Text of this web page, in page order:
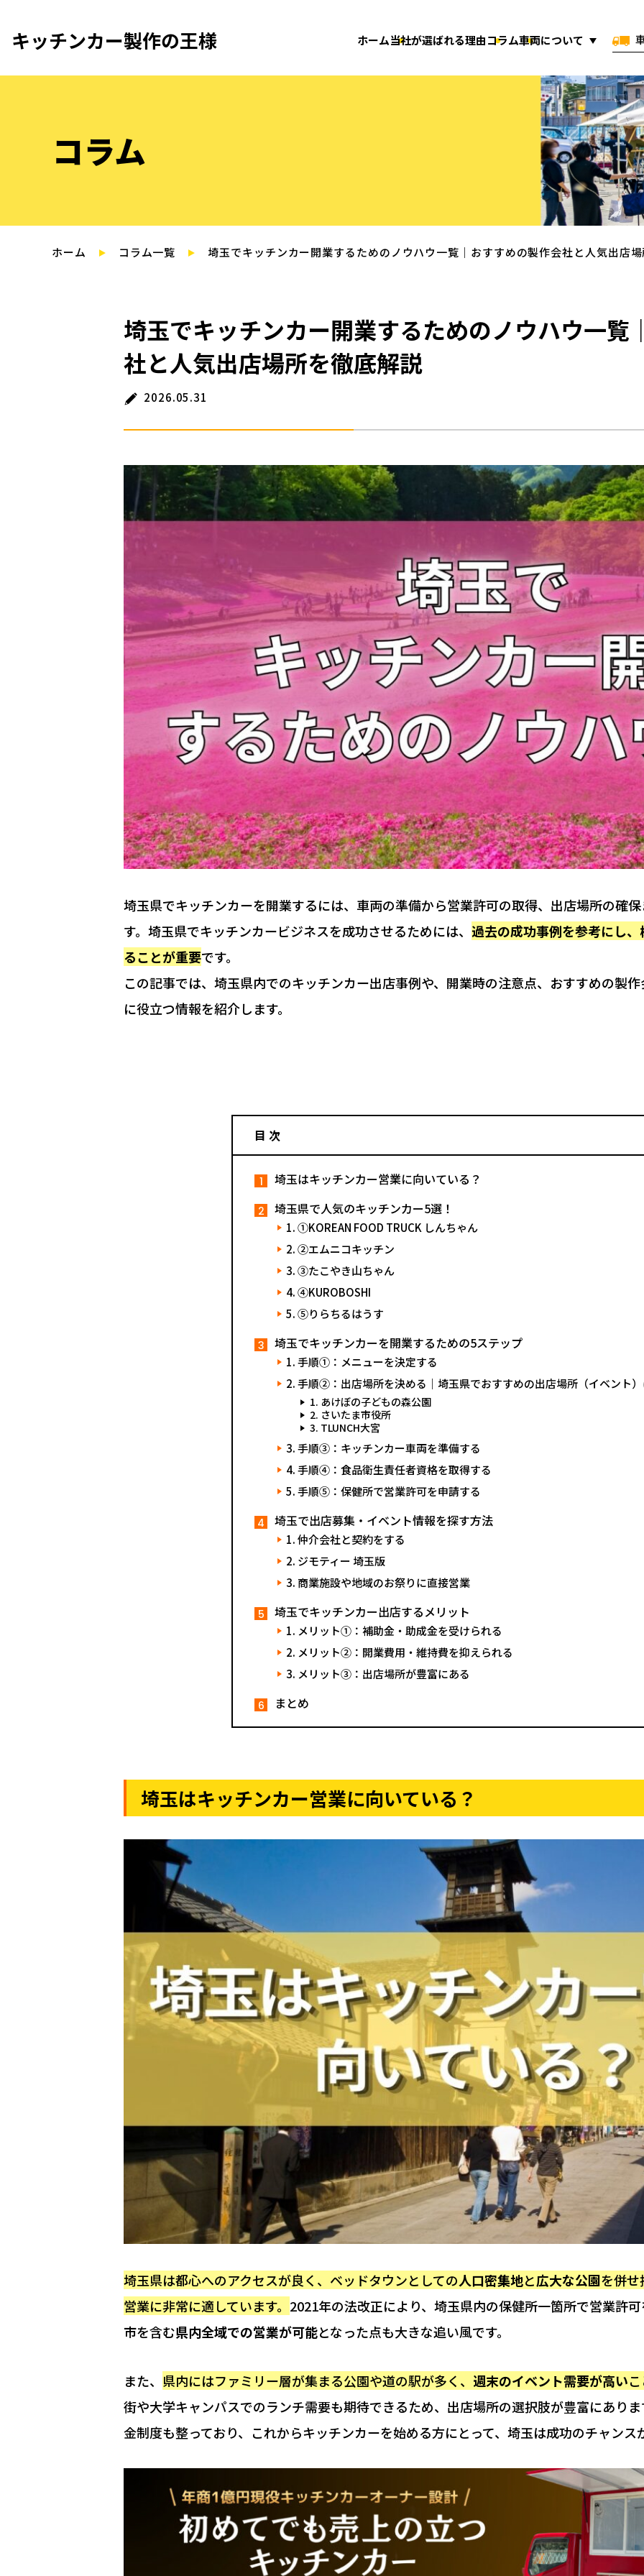
キッチンカー製作の王様 ホーム当社が選ばれる理由コラム車両について
コラム
ホーム コラム一覧 埼玉でキッチンカー開業するためのノウハウ一覧｜おすすめの製作会社と​人気出店
埼玉でキッチンカー開業するためのノウハウ一覧
社と​人気出店場所を​徹底解説
2026.05.31
埼玉県でキッチンカーを開業するには、車両の準備から営業許可の取得、出店場所の確
す。埼玉県でキッチンカービジネスを成功させるためには、 過去の成功事例を参考にし
ることが重要です。
この記事では、埼玉県内でのキッチンカー出店事例や、開業時の注意点、おすすめの製
に役立つ情報を紹介します。
目 次
埼玉はキッチンカー営業に向いている？
埼玉県で人気のキッチンカー5選！
①KOREAN FOOD TRUCK しんちゃん
②エムニコキッチン
③たこやき山ちゃん
④KUROBOSHI
⑤りらちるはうす
埼玉でキッチンカーを開業するための5ステップ
手順①：メニューを決定する
手順②：出店場所を決める｜埼玉県でおすすめの出店場所（イベント
あけぼの子どもの森公園
さいたま市役所
TLUNCH大宮
手順③：キッチンカー車両を準備する
手順④：食品衛生責任者資格を取得する
手順⑤：保健所で営業許可を申請する
埼玉で出店募集・イベント情報を探す方法
仲介会社と契約をする
ジモティー 埼玉版
商業施設や地域のお祭りに直接営業
埼玉でキッチンカー出店するメリット
メリット①：補助金・助成金を受けられる
メリット②：開業費用・維持費を抑えられる
メリット③：出店場所が豊富にある
まとめ
埼玉はキッチンカー営業に向いている？
埼玉県は都心へのアクセスが良く、ベッドタウンとしての人口密集地と広大な公園を併
営業に非常に適しています。 2021年の法改正により、埼玉県内の保健所一箇所で営業許
市を含む県内全域での営業が可能となった点も大きな追い風です。
また、 県内にはファミリー層が集まる公園や道の駅が多く、 週末のイベント需要が高い
街や大学キャンパスでのランチ需要も期待できるため、出店場所の選択肢が豊富にあり
金制度も整っており、これからキッチンカーを始める方にとって、埼玉は成功のチャンス